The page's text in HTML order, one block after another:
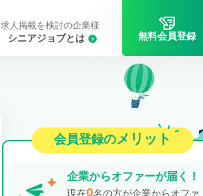
シニアジョブとは
求人掲載を検討の企業様
無料会員登録
会員登録のメリット
企業からオファーが届く！
現在0名の方が企業からオファ